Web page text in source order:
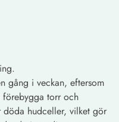
gång i veckan, eftersom
torr och
döda hudceller, vilket gör